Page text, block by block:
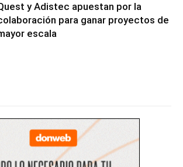
y Adistec apuestan por la
para ganar proyectos de
escala